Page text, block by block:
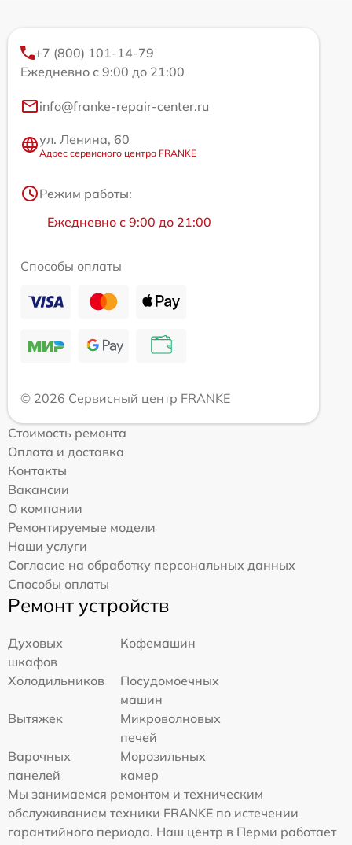
+7 (800) 101-14-79
Ежедневно с 9:00 до 21:00
info@franke-repair-center.ru
ул. Ленина, 60
Адрес сервисного центра FRANKE
Режим работы:
Ежедневно с 9:00 до 21:00
Способы оплаты
© 2026 Сервисный центр FRANKE
Стоимость ремонта
Оплата и доставка
Контакты
Вакансии
О компании
Ремонтируемые модели
Наши услуги
Согласие на обработку персональных данных
Способы оплаты
Ремонт устройств
Духовых
шкафов
Кофемашин
Холодильников
Посудомоечных
машин
Вытяжек
Микроволновых
печей
Варочных
панелей
Морозильных
камер
Мы занимаемся ремонтом и техническим
обслуживанием техники FRANKE по истечении
гарантийного периода. Наш центр в Перми работает